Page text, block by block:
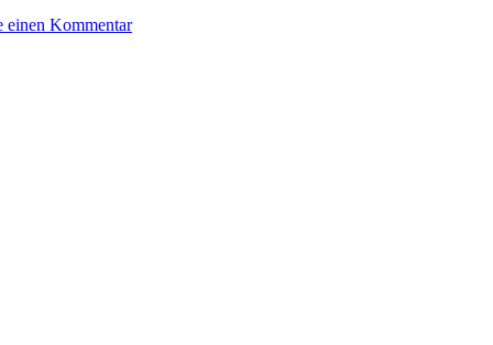
einen Kommentar663: